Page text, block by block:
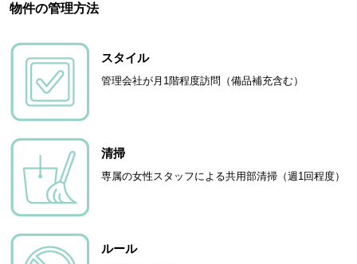
物件の管理方法
スタイル
管理会社が月1階程度訪問（備品補充含む）
清掃
専属の女性スタッフによる共用部清掃（週1回程度）
ルール